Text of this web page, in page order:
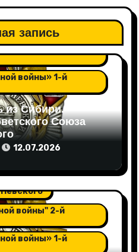
запись
войны» 1-й
из Сибири.
Союза
12.07.2026
войны" 2-й
войны» 1-й